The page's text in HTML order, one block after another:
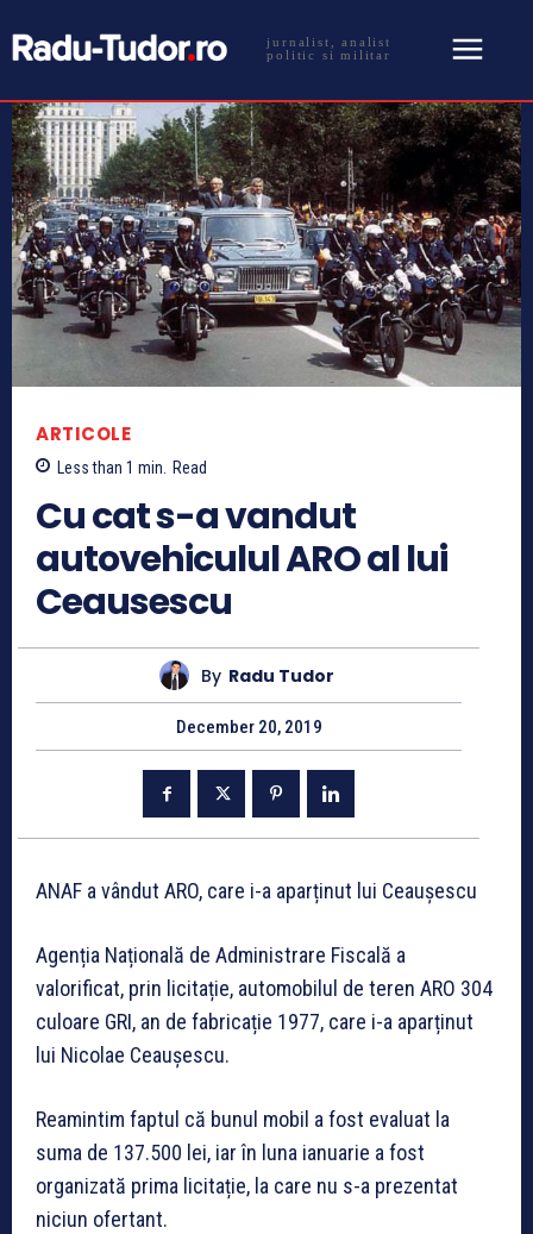
jurnalist, analist
politic si militar
ARTICOLE
Less than 1 min. Read
Cu cat s-a vandut
autovehiculul ARO al lui
Ceausescu
By Radu Tudor
December 20, 2019
ANAF a vândut ARO, care i-a aparținut lui Ceaușescu
Agenția Națională de Administrare Fiscală a
valorificat, prin licitație, automobilul de teren ARO 304
culoare GRI, an de fabricație 1977, care i-a aparținut
lui Nicolae Ceaușescu.
Reamintim faptul că bunul mobil a fost evaluat la
suma de 137.500 lei, iar în luna ianuarie a fost
organizată prima licitație, la care nu s-a prezentat
niciun ofertant.